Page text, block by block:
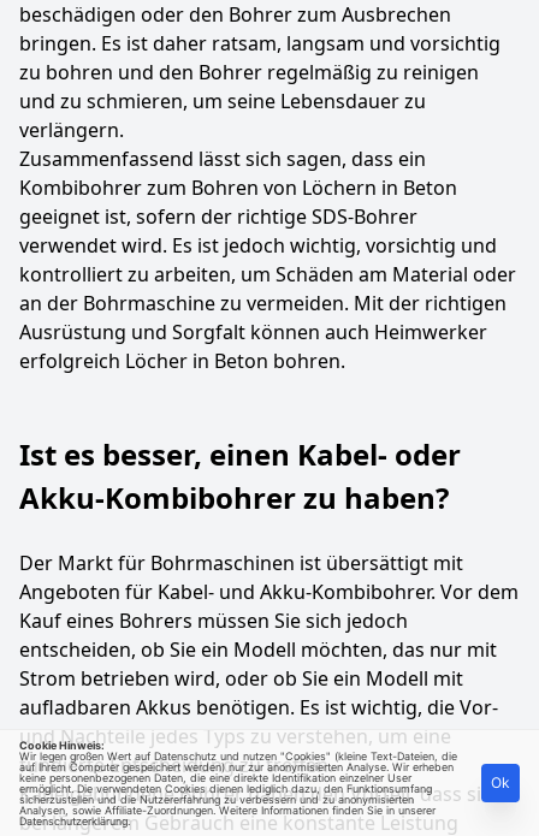
beschädigen oder den Bohrer zum Ausbrechen
bringen. Es ist daher ratsam, langsam und vorsichtig
zu bohren und den Bohrer regelmäßig zu reinigen
und zu schmieren, um seine Lebensdauer zu
verlängern.
Zusammenfassend lässt sich sagen, dass ein
Kombibohrer zum Bohren von Löchern in Beton
geeignet ist, sofern der richtige SDS-Bohrer
verwendet wird. Es ist jedoch wichtig, vorsichtig und
kontrolliert zu arbeiten, um Schäden am Material oder
an der Bohrmaschine zu vermeiden. Mit der richtigen
Ausrüstung und Sorgfalt können auch Heimwerker
erfolgreich Löcher in Beton bohren.
Ist es besser, einen Kabel- oder
Akku-Kombibohrer zu haben?
Der Markt für Bohrmaschinen ist übersättigt mit
Angeboten für Kabel- und Akku-Kombibohrer. Vor dem
Kauf eines Bohrers müssen Sie sich jedoch
entscheiden, ob Sie ein Modell möchten, das nur mit
Strom betrieben wird, oder ob Sie ein Modell mit
aufladbaren Akkus benötigen. Es ist wichtig, die Vor-
und Nachteile jedes Typs zu verstehen, um eine
fundierte Entscheidung zu treffen.
Kabelgebundene Bohrer haben den Vorteil, dass sie
bei längerem Gebrauch eine konstante Leistung
Cookie Hinweis:
Wir legen großen Wert auf Datenschutz und nutzen "Cookies" (kleine Text-Dateien, die
auf Ihrem Computer gespeichert werden) nur zur anonymisierten Analyse. Wir erheben
keine personenbezogenen Daten, die eine direkte Identifikation einzelner User
ermöglicht. Die verwendeten Cookies dienen lediglich dazu, den Funktionsumfang
sicherzustellen und die Nutzererfahrung zu verbessern und zu anonymisierten
Analysen, sowie Affiliate-Zuordnungen. Weitere Informationen finden Sie in unserer
Datenschutzerklärung.
Ok